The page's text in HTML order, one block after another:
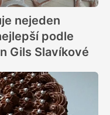
nejeden
podle
Gils Slavíkové